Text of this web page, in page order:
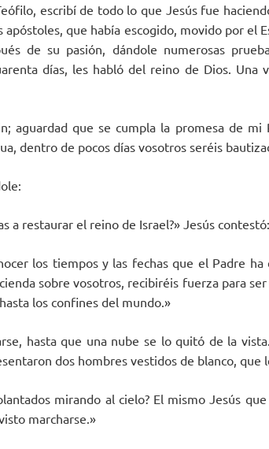
escribí de todo lo que Jesús fue
que había escogido, movido por el
de su pasión, dándole numerosas
días, les habló del reino de Dios. Una
aguardad que se cumpla la promesa de
dentro de pocos días vosotros seréis
a restaurar el reino de Israel?» Jesús contestó:
los tiempos y las fechas que el Padre ha
sobre vosotros, recibiréis fuerza para
los confines del mundo.»
hasta que una nube se lo quitó de la
dos hombres vestidos de blanco, que
mirando al cielo? El mismo Jesús
marcharse.»